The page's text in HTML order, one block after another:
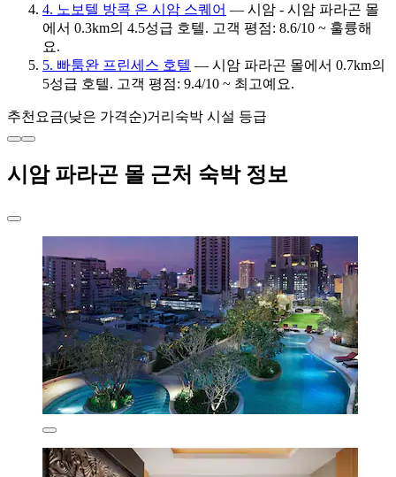
4. 노보텔 방콕 온 시암 스퀘어 — 시암 - 시암 파라곤 몰
에서 0.3km의 4.5성급 호텔. 고객 평점: 8.6/10 ~ 훌륭해
요.
5. 빠툼완 프린세스 호텔 — 시암 파라곤 몰에서 0.7km의
5성급 호텔. 고객 평점: 9.4/10 ~ 최고예요.
추천 요금(낮은 가격순)거리 숙박 시설 등급
시암 파라곤 몰 근처 숙박 정보